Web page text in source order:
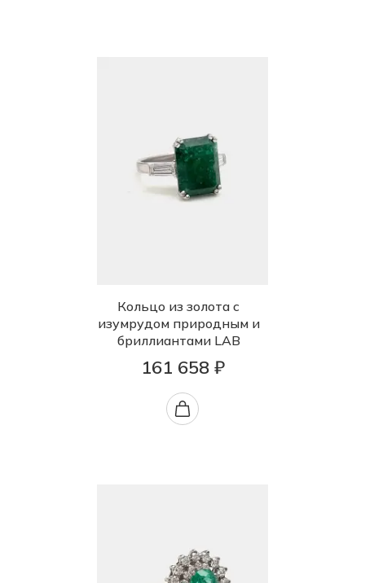
Кольцо из золота с
изумрудом природным и
бриллиантами LAB
161 658 ₽